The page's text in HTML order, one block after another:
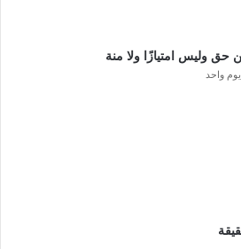
حق وليس امتيازًا ولا منة
واحد